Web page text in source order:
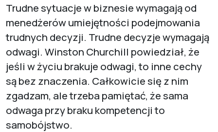
Trudne sytuacje w biznesie wymagają od
menedżerów umiejętności podejmowania
trudnych decyzji. Trudne decyzje wymagają
odwagi. Winston Churchill powiedział, że
jeśli w życiu brakuje odwagi, to inne cechy
są bez znaczenia. Całkowicie się z nim
zgadzam, ale trzeba pamiętać, że sama
odwaga przy braku kompetencji to
samobójstwo.